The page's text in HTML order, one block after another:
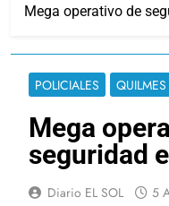
Mega operativo de
POLICIALES QUILMES
Mega
seguridad
Diario EL SOL 5